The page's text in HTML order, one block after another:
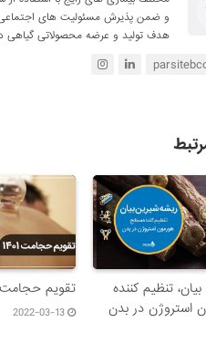
و ضمن پذیرش مسئولیت های اجتماعی
هدف تولید و عرضه محصولاتی گیاهی
تنظیم کننده
استروژن در بدن
تقویم حجامت ۱۴۰۱
2022-03-13